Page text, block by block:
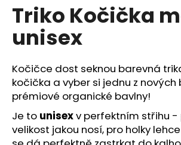
produktu
z
hvězdiček.
Triko Kočička
unisex
Kočičce dost seknou barevná
kočička a vyber si jednu z nových
prémiové organické bavlny!
Je to unisexv perfektním střihu -
velikost jakou nosí, pro holky
o
p
o
u
č
u
j
e
m